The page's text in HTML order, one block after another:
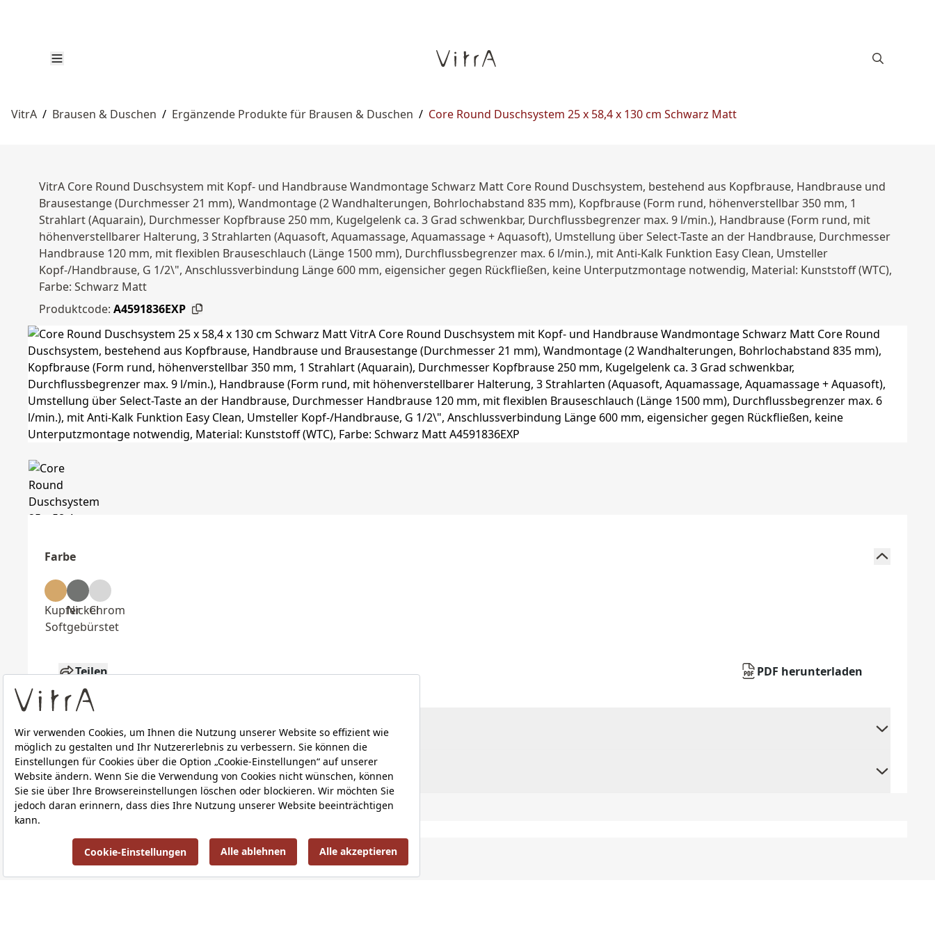
VitrA / Brausen & Duschen / Ergänzende Produkte für Brausen & Duschen / Core Round Duschsystem 25 x 58,4 x 130 cm Schwarz Matt
VitrA Core Round Duschsystem mit Kopf- und Handbrause Wandmontage Schwarz Matt Core Round Duschsystem, bestehend aus Kopfbrause, Handbrause und
Brausestange (Durchmesser 21 mm), Wandmontage (2 Wandhalterungen, Bohrlochabstand 835 mm), Kopfbrause (Form rund, höhenverstellbar 350 mm, 1
Strahlart (Aquarain), Durchmesser Kopfbrause 250 mm, Kugelgelenk ca. 3 Grad schwenkbar, Durchflussbegrenzer max. 9 l/min.), Handbrause (Form rund, mit
höhenverstellbarer Halterung, 3 Strahlarten (Aquasoft, Aquamassage, Aquamassage + Aquasoft), Umstellung über Select-Taste an der Handbrause, Durchmesser
Handbrause 120 mm, mit flexiblen Brauseschlauch (Länge 1500 mm), Durchflussbegrenzer max. 6 l/min.), mit Anti-Kalk Funktion Easy Clean, Umsteller
Kopf-/Handbrause, G 1/2\", Anschlussverbindung Länge 600 mm, eigensicher gegen Rückfließen, keine Unterputzmontage notwendig, Material: Kunststoff (WTC),
Farbe: Schwarz Matt
Produktcode: A4591836EXP
Farbe
Kupfer
Soft
Nickel
gebürstet
Chrom
Teilen PDF herunterladen
Technische Details
Downloads